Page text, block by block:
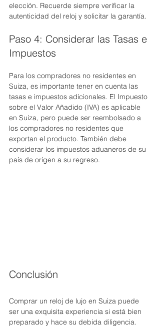
elección. Recuerde siempre verificar la
autenticidad del reloj y solicitar la garantía.
Paso 4: Considerar las Tasas e
Impuestos
Para los compradores no residentes en
Suiza, es importante tener en cuenta las
tasas e impuestos adicionales. El Impuesto
sobre el Valor Añadido (IVA) es aplicable
en Suiza, pero puede ser reembolsado a
los compradores no residentes que
exportan el producto. También debe
considerar los impuestos aduaneros de su
país de origen a su regreso.
Conclusión
Comprar un reloj de lujo en Suiza puede
ser una exquisita experiencia si está bien
preparado y hace su debida diligencia.